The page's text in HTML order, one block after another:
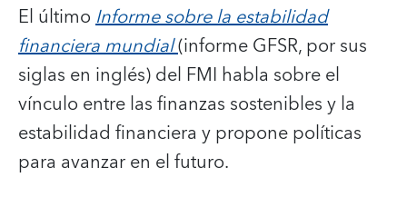
El últimoInforme sobre la estabilidad
financiera mundial(informe GFSR, por sus
siglas en inglés) del FMI habla sobre el
vínculo entre las finanzas sostenibles y la
estabilidad financiera y propone políticas
para avanzar en el futuro.